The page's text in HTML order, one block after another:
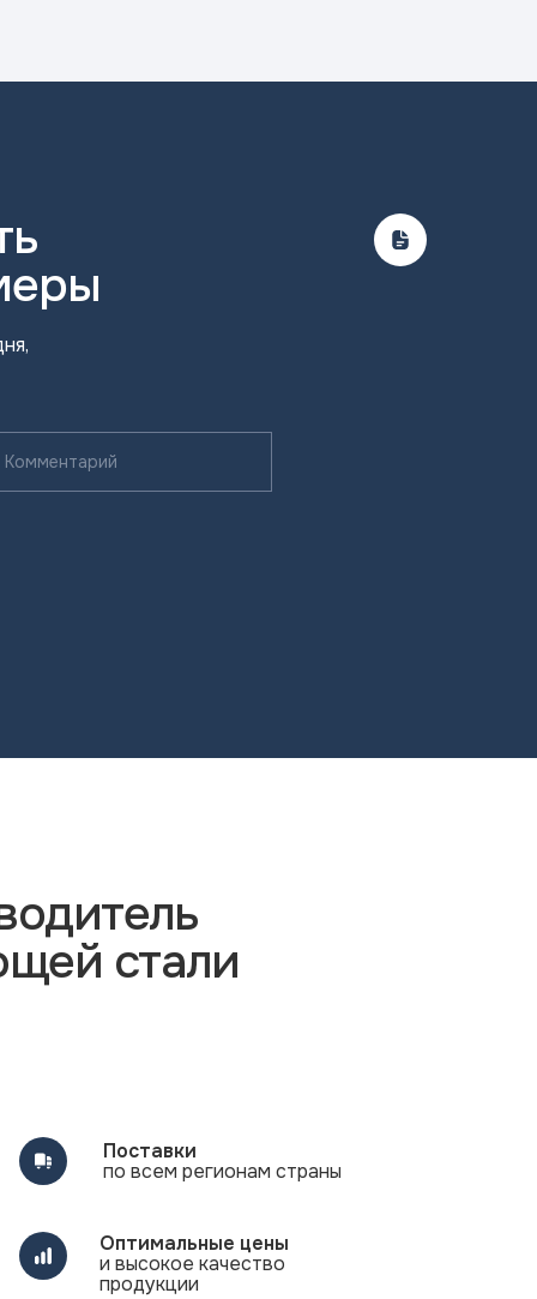
стали
Оптимальные цены
и высокое качество
продукции
Поставки
по всем регионам страны